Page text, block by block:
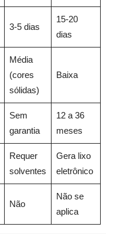
3-5 dias
15-20
dias
Média
(cores
sólidas)
Baixa
Sem
garantia
12 a 36
meses
Requer
solventes
Gera lixo
eletrônico
Não
Não se
aplica